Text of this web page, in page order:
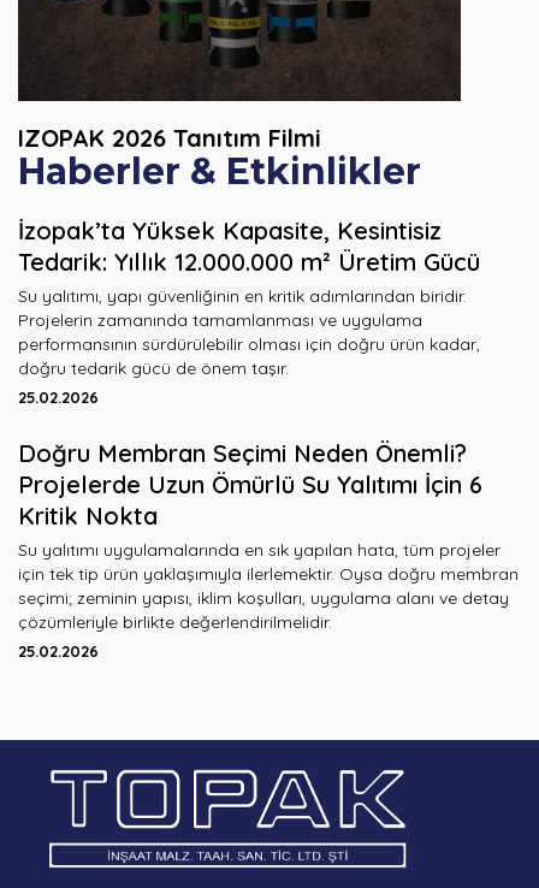
IZOPAK 2026 Tanıtım Filmi
Haberler & Etkinlikler
İzopak’ta Yüksek Kapasite, Kesintisiz
Tedarik: Yıllık 12.000.000 m² Üretim Gücü
Su yalıtımı, yapı güvenliğinin en kritik adımlarından biridir.
Projelerin zamanında tamamlanması ve uygulama
performansının sürdürülebilir olması için doğru ürün kadar,
doğru tedarik gücü de önem taşır.
25.02.2026
Doğru Membran Seçimi Neden Önemli?
Projelerde Uzun Ömürlü Su Yalıtımı İçin 6
Kritik Nokta
Su yalıtımı uygulamalarında en sık yapılan hata, tüm projeler
için tek tip ürün yaklaşımıyla ilerlemektir. Oysa doğru membran
seçimi; zeminin yapısı, iklim koşulları, uygulama alanı ve detay
çözümleriyle birlikte değerlendirilmelidir.
25.02.2026